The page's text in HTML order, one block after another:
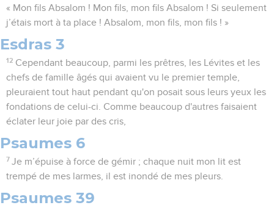
« Mon fils Absalom ! Mon fils, mon fils Absalom ! Si seulement
j’étais mort à ta place ! Absalom, mon fils, mon fils ! »
Esdras 3
12 Cependant beaucoup, parmi les prêtres, les Lévites et les
chefs de famille âgés qui avaient vu le premier temple,
pleuraient tout haut pendant qu'on posait sous leurs yeux les
fondations de celui-ci. Comme beaucoup d'autres faisaient
éclater leur joie par des cris,
Psaumes 6
7 Je m’épuise à force de gémir ; chaque nuit mon lit est
trempé de mes larmes, il est inondé de mes pleurs.
Psaumes 39